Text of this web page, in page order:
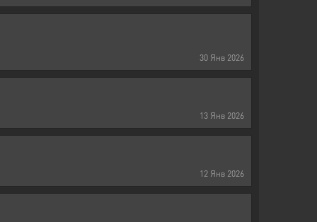
30 Янв 2026
13 Янв 2026
12 Янв 2026